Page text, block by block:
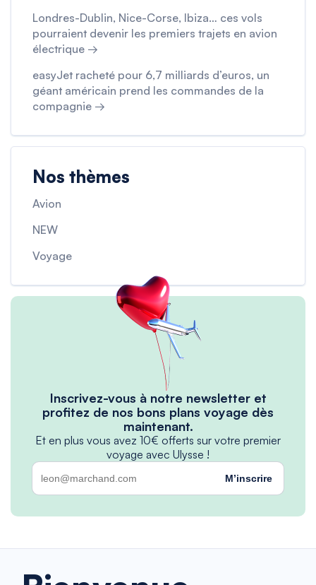
Londres-Dublin, Nice-Corse, Ibiza… ces vols
pourraient devenir les premiers trajets en avion
électrique →
easyJet racheté pour 6,7 milliards d’euros, un
géant américain prend les commandes de la
compagnie →
Nos thèmes
Avion
NEW
Voyage
Inscrivez-vous à notre newsletter et
profitez de nos bons plans voyage dès
maintenant.
Et en plus vous avez 10€ offerts sur votre premier
voyage avec Ulysse !
M’inscrire